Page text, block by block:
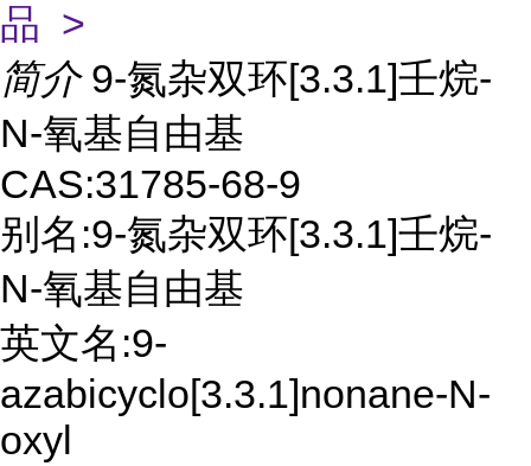
品 >
简介 9-氮杂双环[3.3.1]壬烷-
N-氧基自由基
CAS:31785-68-9
别名:9-氮杂双环[3.3.1]壬烷-
N-氧基自由基
英文名:9-
azabicyclo[3.3.1]nonane-N-
oxyl